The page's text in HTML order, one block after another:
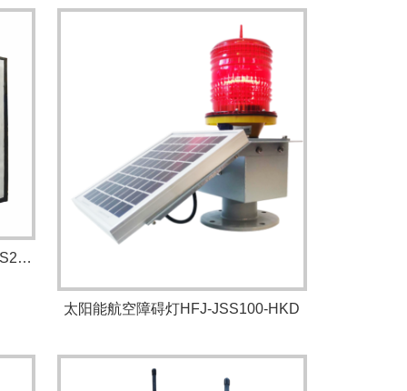
抑尘防火高压细水雾装置HFF-FHS2000
太阳能航空障碍灯HFJ-JSS100-HKD